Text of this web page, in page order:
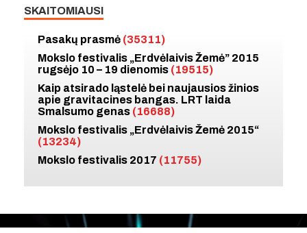
SKAITOMIAUSI
Pasakų prasmė (35311)
Mokslo festivalis „Erdvėlaivis Žemė” 2015
rugsėjo 10 – 19 dienomis (19515)
Kaip atsirado ląstelė bei naujausios žinios
apie gravitacines bangas. LRT laida
Smalsumo genas (16688)
Mokslo festivalis „Erdvėlaivis Žemė 2015“
(13234)
Mokslo festivalis 2017 (11755)